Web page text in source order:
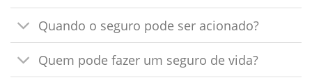
Quando o seguro pode ser acionado?
Quem pode fazer um seguro de vida?